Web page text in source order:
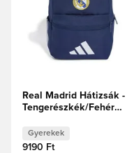
Real Madrid Hátizsák -
Tengerészkék/Fehér
Gyerekek
9190 Ft